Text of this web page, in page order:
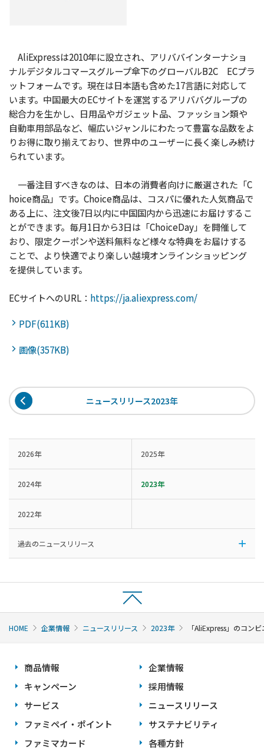
AliExpressは2010年に設立され、アリババインターナショ
ナルデジタルコマースグループ傘下のグローバルB2C ECプラ
ットフォームです。現在は日本語も含めた17言語に対応して
います。中国最大のECサイトを運営するアリババグループの
総合力を生かし、日用品やガジェット品、ファッション類や
自動車用部品など、幅広いジャンルにわたって豊富な品数をよ
りお得に取り揃えており、世界中のユーザーに長く楽しみ続け
られています。
一番注目すべきなのは、日本の消費者向けに厳選された「C
hoice商品」です。Choice商品は、コスパに優れた人気商品で
ある上に、注文後7日以内に中国国内から迅速にお届けするこ
とができます。毎月1日から3日は「ChoiceDay」を開催して
おり、限定クーポンや送料無料など様々な特典をお届けする
ことで、より快適でより楽しい越境オンラインショッピング
を提供しています。
ECサイトへのURL： https://ja.aliexpress.com/
PDF(611KB)
画像(357KB)
ニュースリリース2023年
2026年 2025年
2024年 2023年
2022年
過去のニュースリリース
HOME 企業情報 ニュースリリース 2023年 「AliExpress」のコン
商品情報
キャンペーン
サービス
ファミペイ・ポイント
ファミマカード
企業情報
採用情報
ニュースリリース
サステナビリティ
各種方針